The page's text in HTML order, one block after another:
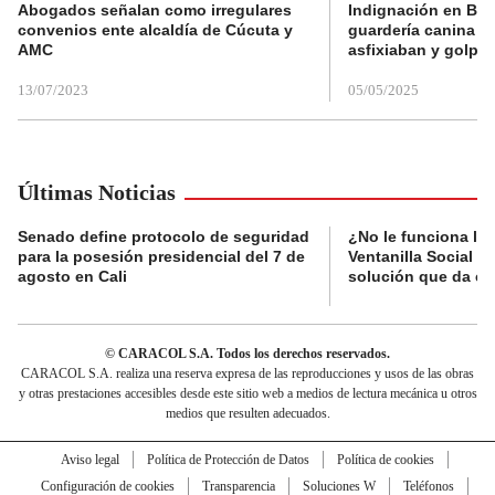
Abogados señalan como irregulares
convenios ente alcaldía de Cúcuta y
AMC
13/07/2023
Indignación en
guardería canina
asfixiaban y
05/05/2025
Últimas Noticias
Senado define protocolo de seguridad
para la posesión presidencial del 7 de
agosto en Cali
¿No le funciona la
Ventanilla Social
solución que da el
© CARACOL S.A. Todos los derechos reservados.
CARACOL S.A. realiza una reserva expresa de las reproducciones y usos de las obras
y otras prestaciones accesibles desde este sitio web a medios de lectura mecánica u otros
medios que resulten adecuados.
Aviso legal Política de Protección de Datos
Política de cookies
Configuración de cookies
Transparencia Soluciones W Teléfonos